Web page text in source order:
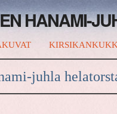
HANAMI-
juhla